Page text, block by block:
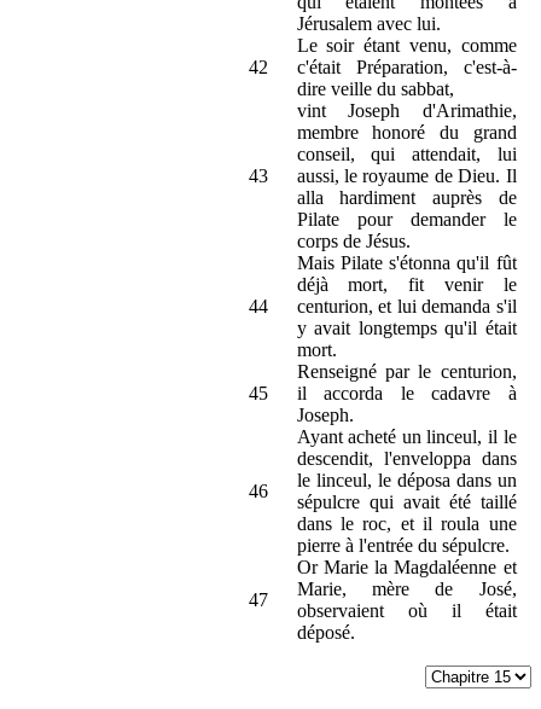
Jérusalem avec lui.
42
Le soir étant venu, comme
c'était Préparation, c'est-à-
dire veille du sabbat,
43
vint Joseph d'Arimathie,
membre honoré du grand
conseil, qui attendait, lui
aussi, le royaume de Dieu. Il
alla hardiment auprès de
Pilate pour demander le
corps de Jésus.
44
Mais Pilate s'étonna qu'il fût
déjà mort, fit venir le
centurion, et lui demanda s'il
y avait longtemps qu'il était
mort.
45
Renseigné par le centurion,
il accorda le cadavre à
Joseph.
46
Ayant acheté un linceul, il le
descendit, l'enveloppa dans
le linceul, le déposa dans un
sépulcre qui avait été taillé
dans le roc, et il roula une
pierre à l'entrée du sépulcre.
47
Or Marie la Magdaléenne et
Marie, mère de José,
observaient où il était
déposé.